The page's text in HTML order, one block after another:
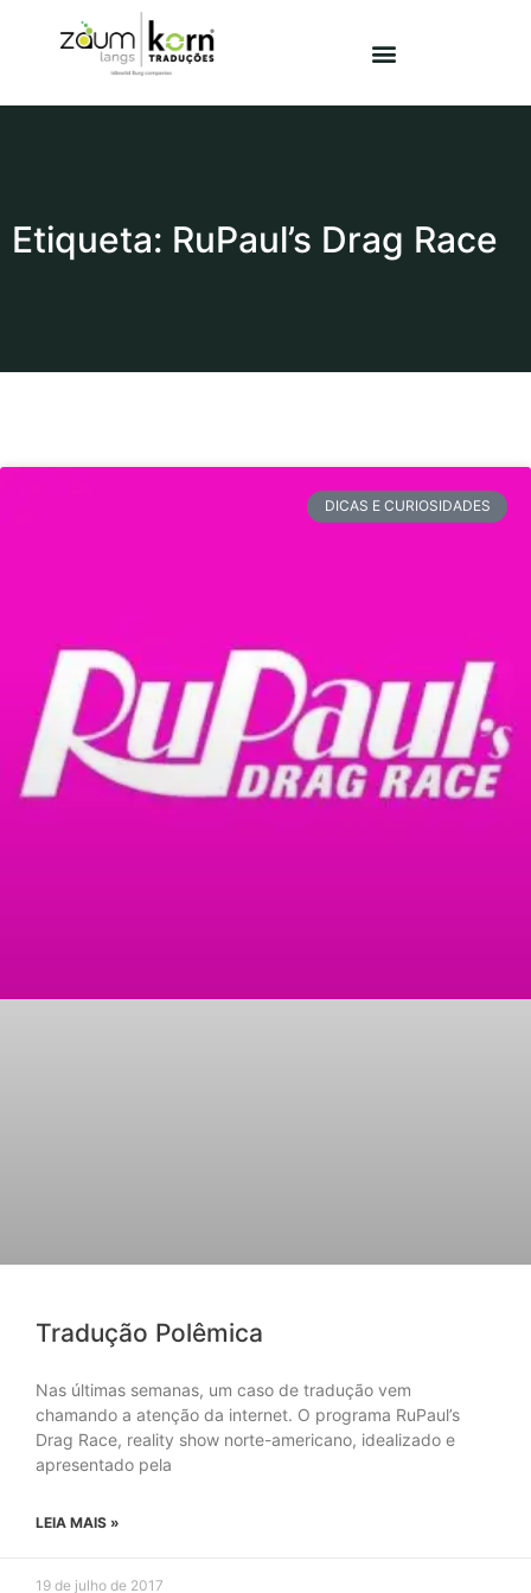
Etiqueta: RuPaul’s Drag Race
DICAS E CURIOSIDADES
Tradução Polêmica
Nas últimas semanas, um caso de tradução vem
chamando a atenção da internet. O programa RuPaul’s
Drag Race, reality show norte-americano, idealizado e
apresentado pela
LEIA MAIS »
19 de julho de 2017